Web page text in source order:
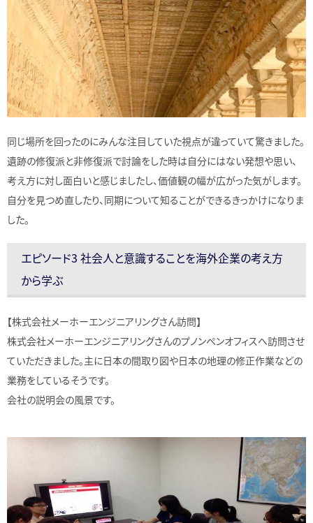
同じ場所を回ったのにみんな注目していた視点が違っていて驚きました。
遺跡の修復派と非修復派で討論をした時は自分にはない発想や思い、
考え方に対し面白いと感じましたし、価値観の幅が広がった気がします。
自分を見つめ直したり、同期について知ることができるきっかけになりま
した。
エピソード3 社会人と意識することを海外企業の考え方
から学ぶ
【株式会社メーホーエンジニアリングさん訪問】
株式会社メーホーエンジニアリングさんのプノンペンオフィスへ訪問させ
ていただきました。主に日本の間取り図や日本の地理の修正作業などの
業務をしているそうです。
会社の説明会の風景です。